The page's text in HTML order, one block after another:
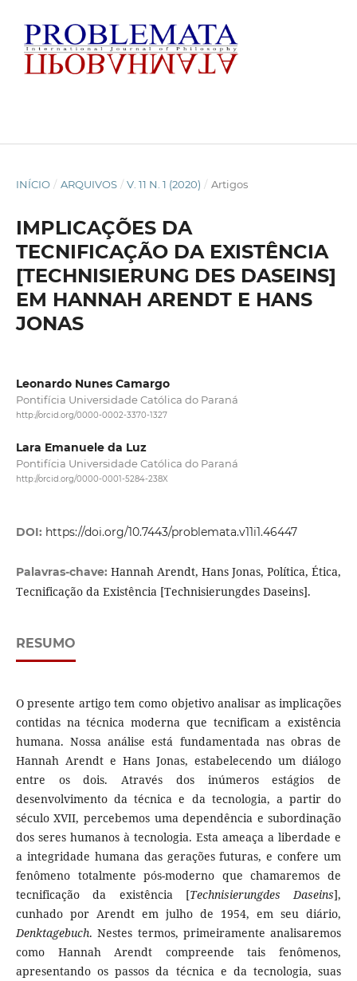
INÍCIO / ARQUIVOS / V. 11 N. 1 (2020) / Artigos
IMPLICAÇÕES DA
TECNIFICAÇÃO DA EXISTÊNCIA
[TECHNISIERUNG DES DASEINS]
EM HANNAH ARENDT E HANS
JONAS
Leonardo Nunes Camargo
Pontifícia Universidade Católica do Paraná
http://orcid.org/0000-0002-3370-1327
Lara Emanuele da Luz
Pontifícia Universidade Católica do Paraná
http://orcid.org/0000-0001-5284-238X
DOI: https://doi.org/10.7443/problemata.v11i1.46447
Palavras-chave: Hannah Arendt, Hans Jonas, Política, Ética,
Tecnificação da Existência [Technisierungdes Daseins].
RESUMO
O presente artigo tem como objetivo analisar as implicações
contidas na técnica moderna que tecnificam a existência
humana. Nossa análise está fundamentada nas obras de
Hannah Arendt e Hans Jonas, estabelecendo um diálogo
entre os dois. Através dos inúmeros estágios de
desenvolvimento da técnica e da tecnologia, a partir do
século XVII, percebemos uma dependência e subordinação
dos seres humanos à tecnologia. Esta ameaça a liberdade e
a integridade humana das gerações futuras, e confere um
fenômeno totalmente pós-moderno que chamaremos de
tecnificação da existência [Technisierungdes Daseins],
cunhado por Arendt em julho de 1954, em seu diário,
Denktagebuch. Nestes termos, primeiramente analisaremos
como Hannah Arendt compreende tais fenômenos,
apresentando os passos da técnica e da tecnologia, suas